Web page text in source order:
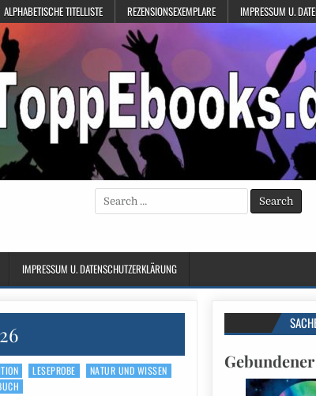
ALPHABETISCHE TITELLISTE REZENSIONSEXEMPLARE IMPRESSUM U.
Search
for:
IMPRESSUM U. DATENSCHUTZERKLÄRUNG
LESEPROBE
NATUR UND WISSEN